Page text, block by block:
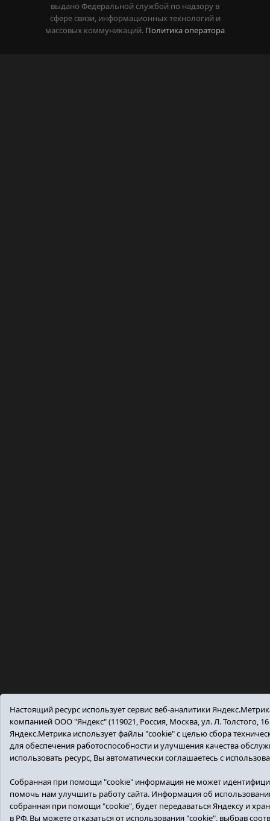
выдано Федеральной службой по надзору в
сфере связи, информационных технологий и
массовых коммуникаций. Политика оператора
Настоящий ресурс использует сервис веб-аналитики
компанией ООО "Яндекс" (119021, Россия, Москва, ул. Л. Толстого,
Яндекс.Метрика использует файлы "cookie" с целью сбора
для обеспечения работоспособности и улучшения качества
использовать ресурс, Вы автоматически соглашаетесь с
Собранная при помощи "cookie" информация не может
помочь нам улучшить работу сайта. Информация об
собранная при помощи "cookie", будет передаваться Яндексу и
в РФ. Вы можете отказаться от использования "cookie", выбрав